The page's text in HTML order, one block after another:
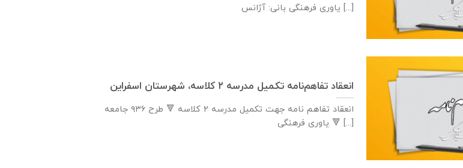
ياوری فرهنگی بانی: آژانس [...]
انعقاد تفاهم‌نامه تكميل مدرسه ٢ كلاسه، شهرستان اسفراين
انعقاد تفاهم نامه جهت تكميل مدرسه ٢ كلاسه 🔻 طرح ٩٣٦ جامعه
ياوری فرهنگی 🔻 [...]